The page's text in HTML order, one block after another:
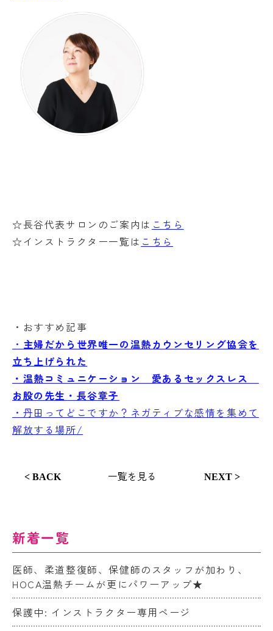
☆長谷代表サロンのご案内は こちら
☆インストラクター一覧は こちら
・おすすめ記事
・ 主婦だから世界唯一の温熱カウンセリング協会を
立ち上げられた
・温熱コミュニケーション 愛あるセックスレス
お股の先生・長谷章子
・丹田ってどこですか？ネガティブな感情を集めて
解放する場所/
< BACK 一覧を見る NEXT >
新着一覧
医師、柔道整復師、保健師のスタッフが加わり、
HOCA温熱チームが更にパワーアップ★
保護中: インストラクター専用ページ